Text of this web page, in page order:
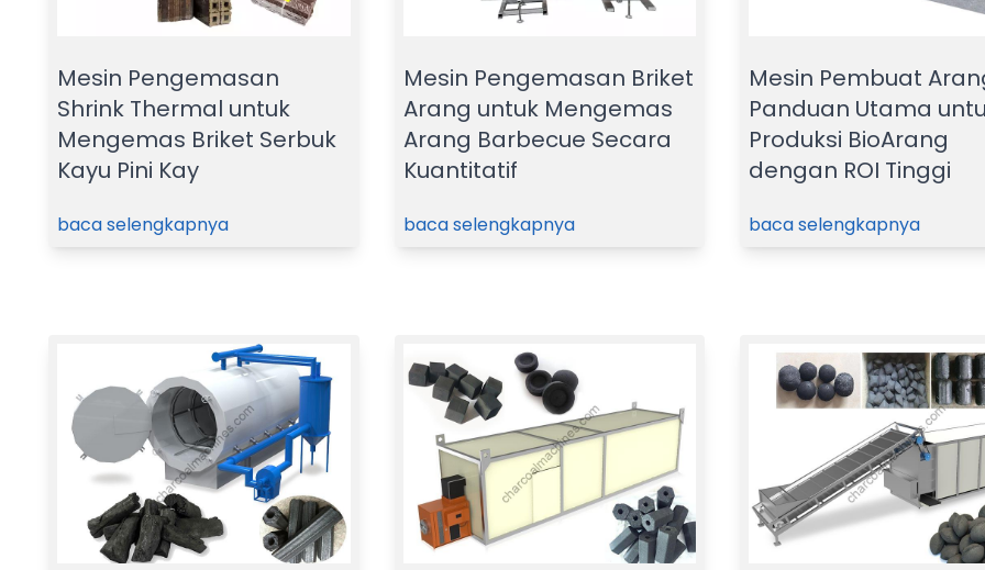
Mesin Pengemasan
Shrink Thermal untuk
Mengemas Briket Serbuk
Kayu Pini Kay
baca selengkapnya
Mesin Pengemasan Briket
Arang untuk Mengemas
Arang Barbecue Secara
Kuantitatif
baca selengkapnya
Mesin Pembuat
Panduan Utama
Produksi BioArang
dengan ROI Tinggi
baca selengkapnya